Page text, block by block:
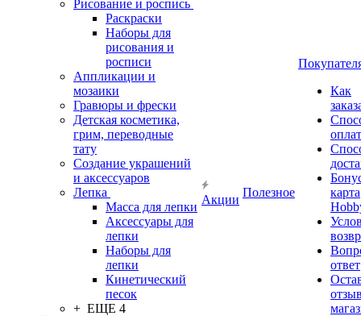
Рисование и роспись
Раскраски
Наборы для
рисования и
росписи
Аппликации и
мозаики
Гравюры и фрески
Детская косметика,
грим, переводные
тату
Создание украшений
и аксессуаров
Лепка
Масса для лепки
Аксессуары для
лепки
Наборы для
лепки
Кинетический
песок
+ ЕЩЕ 4
Акции
Полезное
Как
карта
ответ